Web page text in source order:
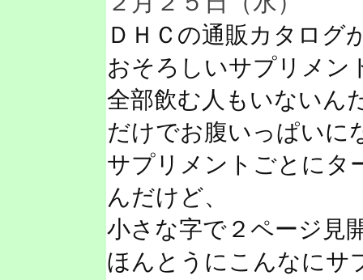
ＤＨＣの通販カタログ
おそろしいサプリメン
全部飲む人もいないん
だけでお腹いっぱいに
サプリメントごとにタ
んだけど、
小さな字で２ページ見
ほんとうにこんなにサ